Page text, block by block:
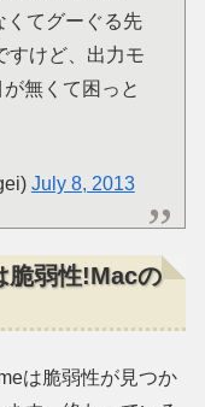
くてグーぐる先
すけど、出力モ
無くて困っと
July 8, 2013
弱性!Macの
は脆弱性が見つか